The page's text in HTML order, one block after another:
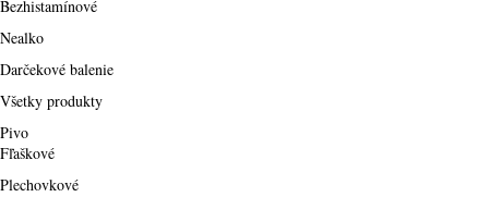
Bezhistamínové
Nealko
Darčekové balenie
Všetky produkty
Pivo
Fľaškové
Plechovkové